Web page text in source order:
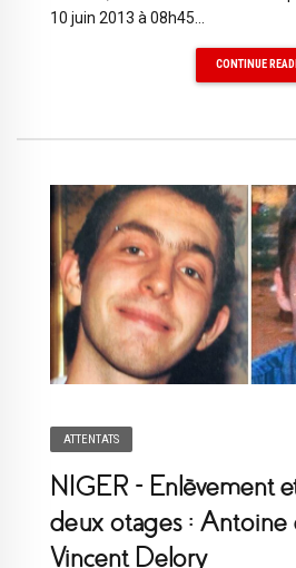
10 juin 2013 à 08h45...
CONTINUE
ATTENTATS
NIGER – Enlèvement
deux otages : Antoine
Vincent Delory